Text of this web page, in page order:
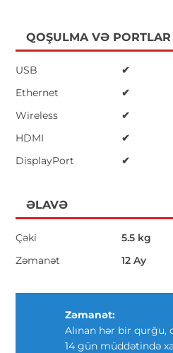
QOŞULMA VƏ PORTLAR
USB
✔
Ethernet
✔
Wireless
✔
HDMI
✔
DisplayPort
✔
ƏLAVƏ
Çəki
5.5 kg
Zəmanət
12 Ay
Zəmanət:
Alınan hər bir qurğu,
14 gün müddətində